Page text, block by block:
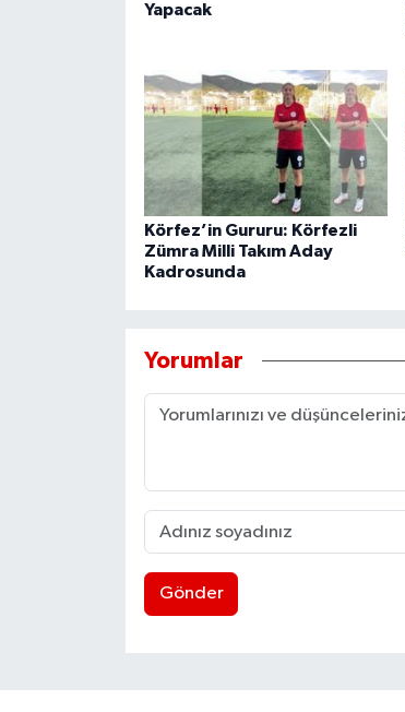
Yapacak
Körfez’in Gururu: Körfezli
Zümra Milli Takım Aday
Kadrosunda
Yorumlar
Gönder